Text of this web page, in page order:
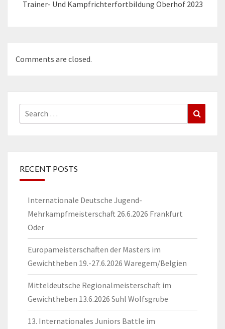
Trainer- Und Kampfrichterfortbildung Oberhof 2023
Comments are closed.
Search
for:
RECENT POSTS
Internationale Deutsche Jugend-
Mehrkampfmeisterschaft 26.6.2026 Frankfurt
Oder
Europameisterschaften der Masters im
Gewichtheben 19.-27.6.2026 Waregem/Belgien
Mitteldeutsche Regionalmeisterschaft im
Gewichtheben 13.6.2026 Suhl Wolfsgrube
13. Internationales Juniors Battle im